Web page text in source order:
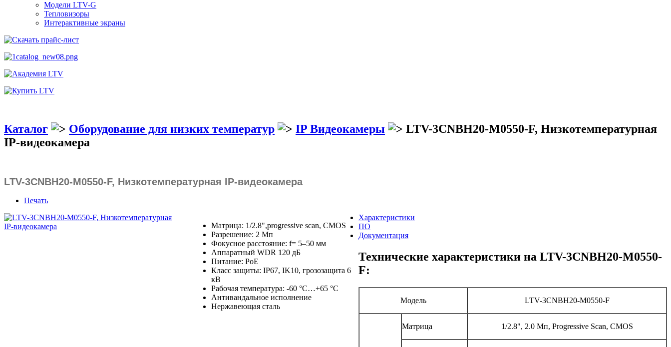
Модели LTV-G
Тепловизоры
Интерактивные экраны
Каталог Оборудование для низких температур IP Видеокамеры
LTV-3CNBH20-M0550-F, Низкотемпературная
IP-видеокамера
LTV-3CNBH20-M0550-F, Низкотемпературная IP-видеокамера
Печать
Матрица: 1/2.8",progressive scan, CMOS
Разрешение: 2 Мп
Фокусное расстояние: f= 5–50 мм
Аппаратный WDR 120 дБ
Питание: PoE
Класс защиты: IP67, IK10, грозозащита 6
кВ
Рабочая температура: -60 °C…+65 °C
Антивандальное исполнение
Нержавеющая сталь
Характеристики
ПО
Документация
Технические характеристики на LTV-3CNBH20-M0550-
F:
Модель LTV-3CNBH20-M0550-F
Матрица 1/2.8", 2.0 Мп, Progressive Scan, CMOS